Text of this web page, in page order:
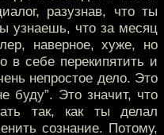
разузнав, что ты
узнаешь, что за месяц
наверное, хуже, но
в себе перекипятить и
непростое дело. Это
буду”. Это значит, что
так, как ты делал
сознание. Потому,